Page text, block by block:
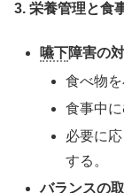
3. 栄養管理と食
嚥下障害の
食べ物
食事中
必要に
する。
バランスの